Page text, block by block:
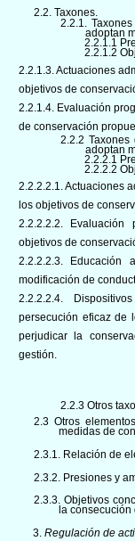
2.2. Taxones.
2.2.1.
adoptan
2.2.1.1
2.2.1.2
2.2.1.3. Actuaciones
objetivos de
2.2.1.4. Evaluación
de conservación
2.2.2
adoptan
2.2.2.1
2.2.2.2
2.2.2.2.1. Actuaciones
los objetivos de
2.2.2.2.2.
objetivos de
2.2.2.2.3. Educación
modificación de
2.2.2.2.4.
persecución eficaz de
perjudicar la
gestión.
2.2.3 Otros
2.3 Otros
medidas de
2.3.1. Relación de
2.3.2. Presiones y
2.3.3. Objetivos
la
3. Regulación de